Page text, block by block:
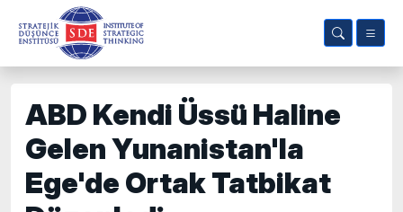
ABD Kendi Üssü Haline
Gelen Yunanistan'la
Ege'de Ortak Tatbikat